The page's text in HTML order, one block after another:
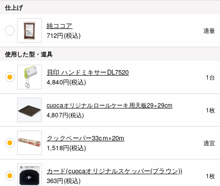
仕上げ
純ココア
712円(税込)
適量
使用した型・道具
貝印 ハンドミキサーDL7520
4,840円(税込)
1台
cuocaオリジナルロールケーキ用天板29×29cm
4,807円(税込)
1枚
クックペーパー33cm×20m
1,518円(税込)
適宜
カード(cuocaオリジナルスケッパー(ブラウン))
363円(税込)
1枚